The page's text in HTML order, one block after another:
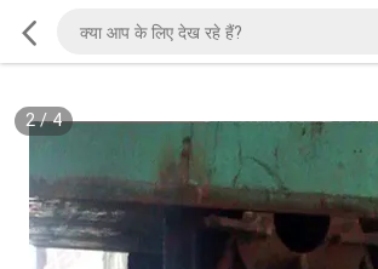
2/4